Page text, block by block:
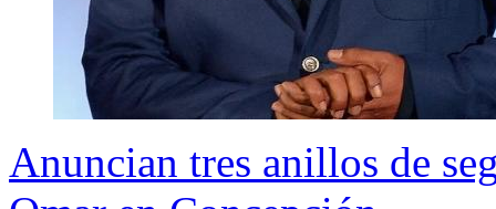
Anuncian tres anillos de